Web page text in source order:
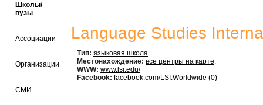
Школы/
вузы
Ассоциации
Организации
СМИ
Language Studies
Тип: языковая школа.
Местонахождение: все центры на карте.
WWW: www.lsi.edu/
Facebook: facebook.com/LSI.Worldwide (0)